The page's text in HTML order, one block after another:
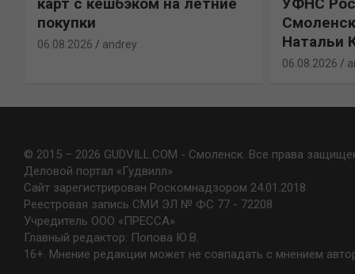
покупки
06.08.2026 andrey
Натальи
06.08.2026
© 2015 – 2026 GUDVILL.COM - Смоленск. Все права
Деловой портал «Гудвилл»
Сайт зарегистрирован Роскомнадзором 24.01.2018
Реестровая запись СМИ ЭЛ № ФС 77 - 72208
Учредитель ООО «ПРЕССА»
Главный редактор: Попова Ю.В.
16+. Мнение редакции может не совпадать с мнением